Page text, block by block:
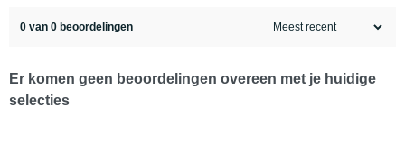
0 van 0 beoordelingen
Er komen geen beoordelingen overeen met je huidige
selecties